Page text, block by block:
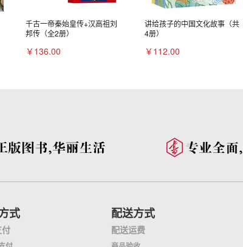
千古一帝秦始皇传+汉高祖刘
邦传（全2册）
￥136.00
讲给孩子的中国文化故事（共
4册）
￥112.00
式 配送方式
配送运费